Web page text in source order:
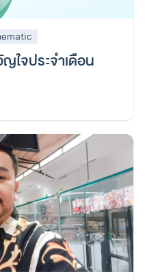
ใจประจำเดือน